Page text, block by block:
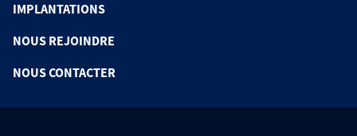
IMPLANTATIONS
NOUS REJOINDRE
NOUS CONTACTER